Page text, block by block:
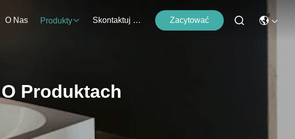
O Nas Produkty Skontaktuj Się Z Nami Zacytować
Produktach